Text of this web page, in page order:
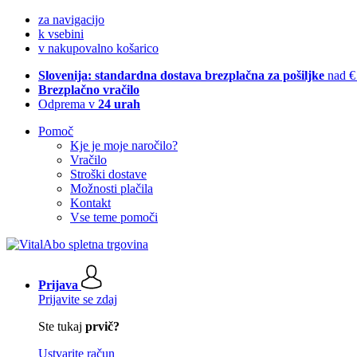
za navigacijo
k vsebini
v nakupovalno košarico
Slovenija: standardna dostava brezplačna za pošiljke nad
Brezplačno vračilo
Odprema v 24 urah
Pomoč
Kje je moje naročilo?
Vračilo
Stroški dostave
Možnosti plačila
Kontakt
Vse teme pomoči
Prijava
Prijavite se zdaj
Ste tukaj prvič?
Ustvarite račun